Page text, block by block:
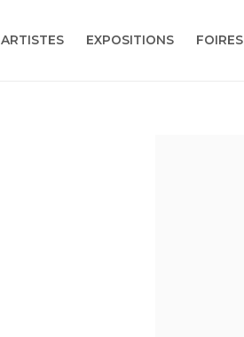
ARTISTES EXPOSITIONS FOIRES